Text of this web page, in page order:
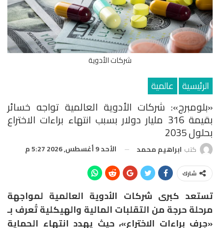
شركات الأدوية
الرئيسية عالمية
«بلومبرج»: شركات الأدوية العالمية تواجه خسائر
بقيمة 316 مليار دولار بسبب انتهاء براءات الاختراع
بحلول 2035
كتب ابراهيم محمد الأحد 9 أغسطس, 2026 5:27 م
شارك
تستعد كبرى شركات الأدوية العالمية لمواجهة
مرحلة حرجة من التقلبات المالية والهيكلية تُعرف بـ
«جرف براءات الاختراع»، حيث يهدد انتهاء الحماية